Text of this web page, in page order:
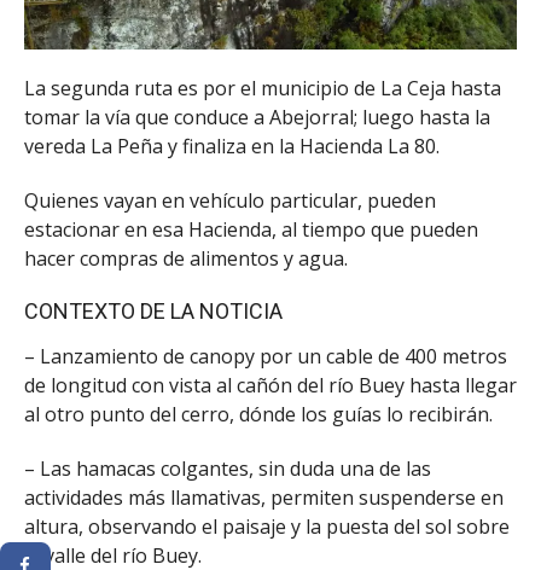
La segunda ruta es por el municipio de La Ceja hasta
tomar la vía que conduce a Abejorral; luego hasta la
vereda La Peña y finaliza en la Hacienda La 80.
Quienes vayan en vehículo particular, pueden
estacionar en esa Hacienda, al tiempo que pueden
hacer compras de alimentos y agua.
CONTEXTO DE LA NOTICIA
– Lanzamiento de canopy por un cable de 400 metros
de longitud con vista al cañón del río Buey hasta llegar
al otro punto del cerro, dónde los guías lo recibirán.
– Las hamacas colgantes, sin duda una de las
actividades más llamativas, permiten suspenderse en
altura, observando el paisaje y la puesta del sol sobre
el valle del río Buey.